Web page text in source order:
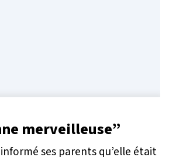
merveilleuse”
ses parents qu’elle était